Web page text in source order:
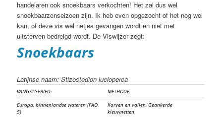
handelaren ook snoekbaars verkochten! Het zal dus wel
snoekbaarzenseizoen zijn. Ik heb even opgezocht of het nog wel
kan, of deze vis wel netjes gevangen wordt en niet met
uitsterven bedreigd wordt. De Viswijzer zegt:
Snoekbaars
Latijnse naam: Stizostedion lucioperca
VANGSTGEBIED:
METHODE:
Europa, binnenlandse wateren (FAO
5)
Korven en vallen, Geankerde
kieuwnetten